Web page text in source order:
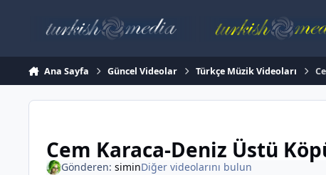
Ana Sayfa Güncel Videolar Türkçe Müzik Videoları
Cem Karaca-Deniz Üstü
Gönderen: siminDiğer videolarını bulun